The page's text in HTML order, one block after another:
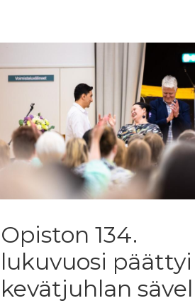
Opiston 134.
lukuvuosi päättyi
kevätjuhlan